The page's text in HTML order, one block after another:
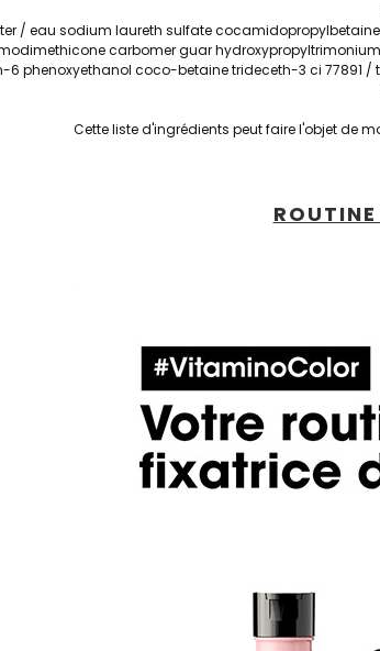
/ eau sodium laureth sulfate
carbomer guar
6 phenoxyethanol coco-betaine trideceth-3 ci
Cette liste d'ingrédients peut faire l'objet de